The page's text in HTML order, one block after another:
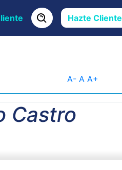
Hazte Cliente
A- A A+
Castro